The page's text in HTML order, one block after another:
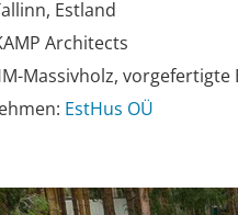
Estland
Architects
Massivholz, vorgefertigte
EstHus OÜ